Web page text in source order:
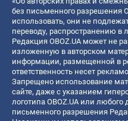
без письменного разрешения
использовать, они не
переводу, распространению в
Редакция OBOZ.UA может не
изложенную в авторском
информации, размещенной в
ответственность несет
Запрещено использование
сайте, даже с указанием
логотипа OBOZ.UA или любого
письменного разрешения